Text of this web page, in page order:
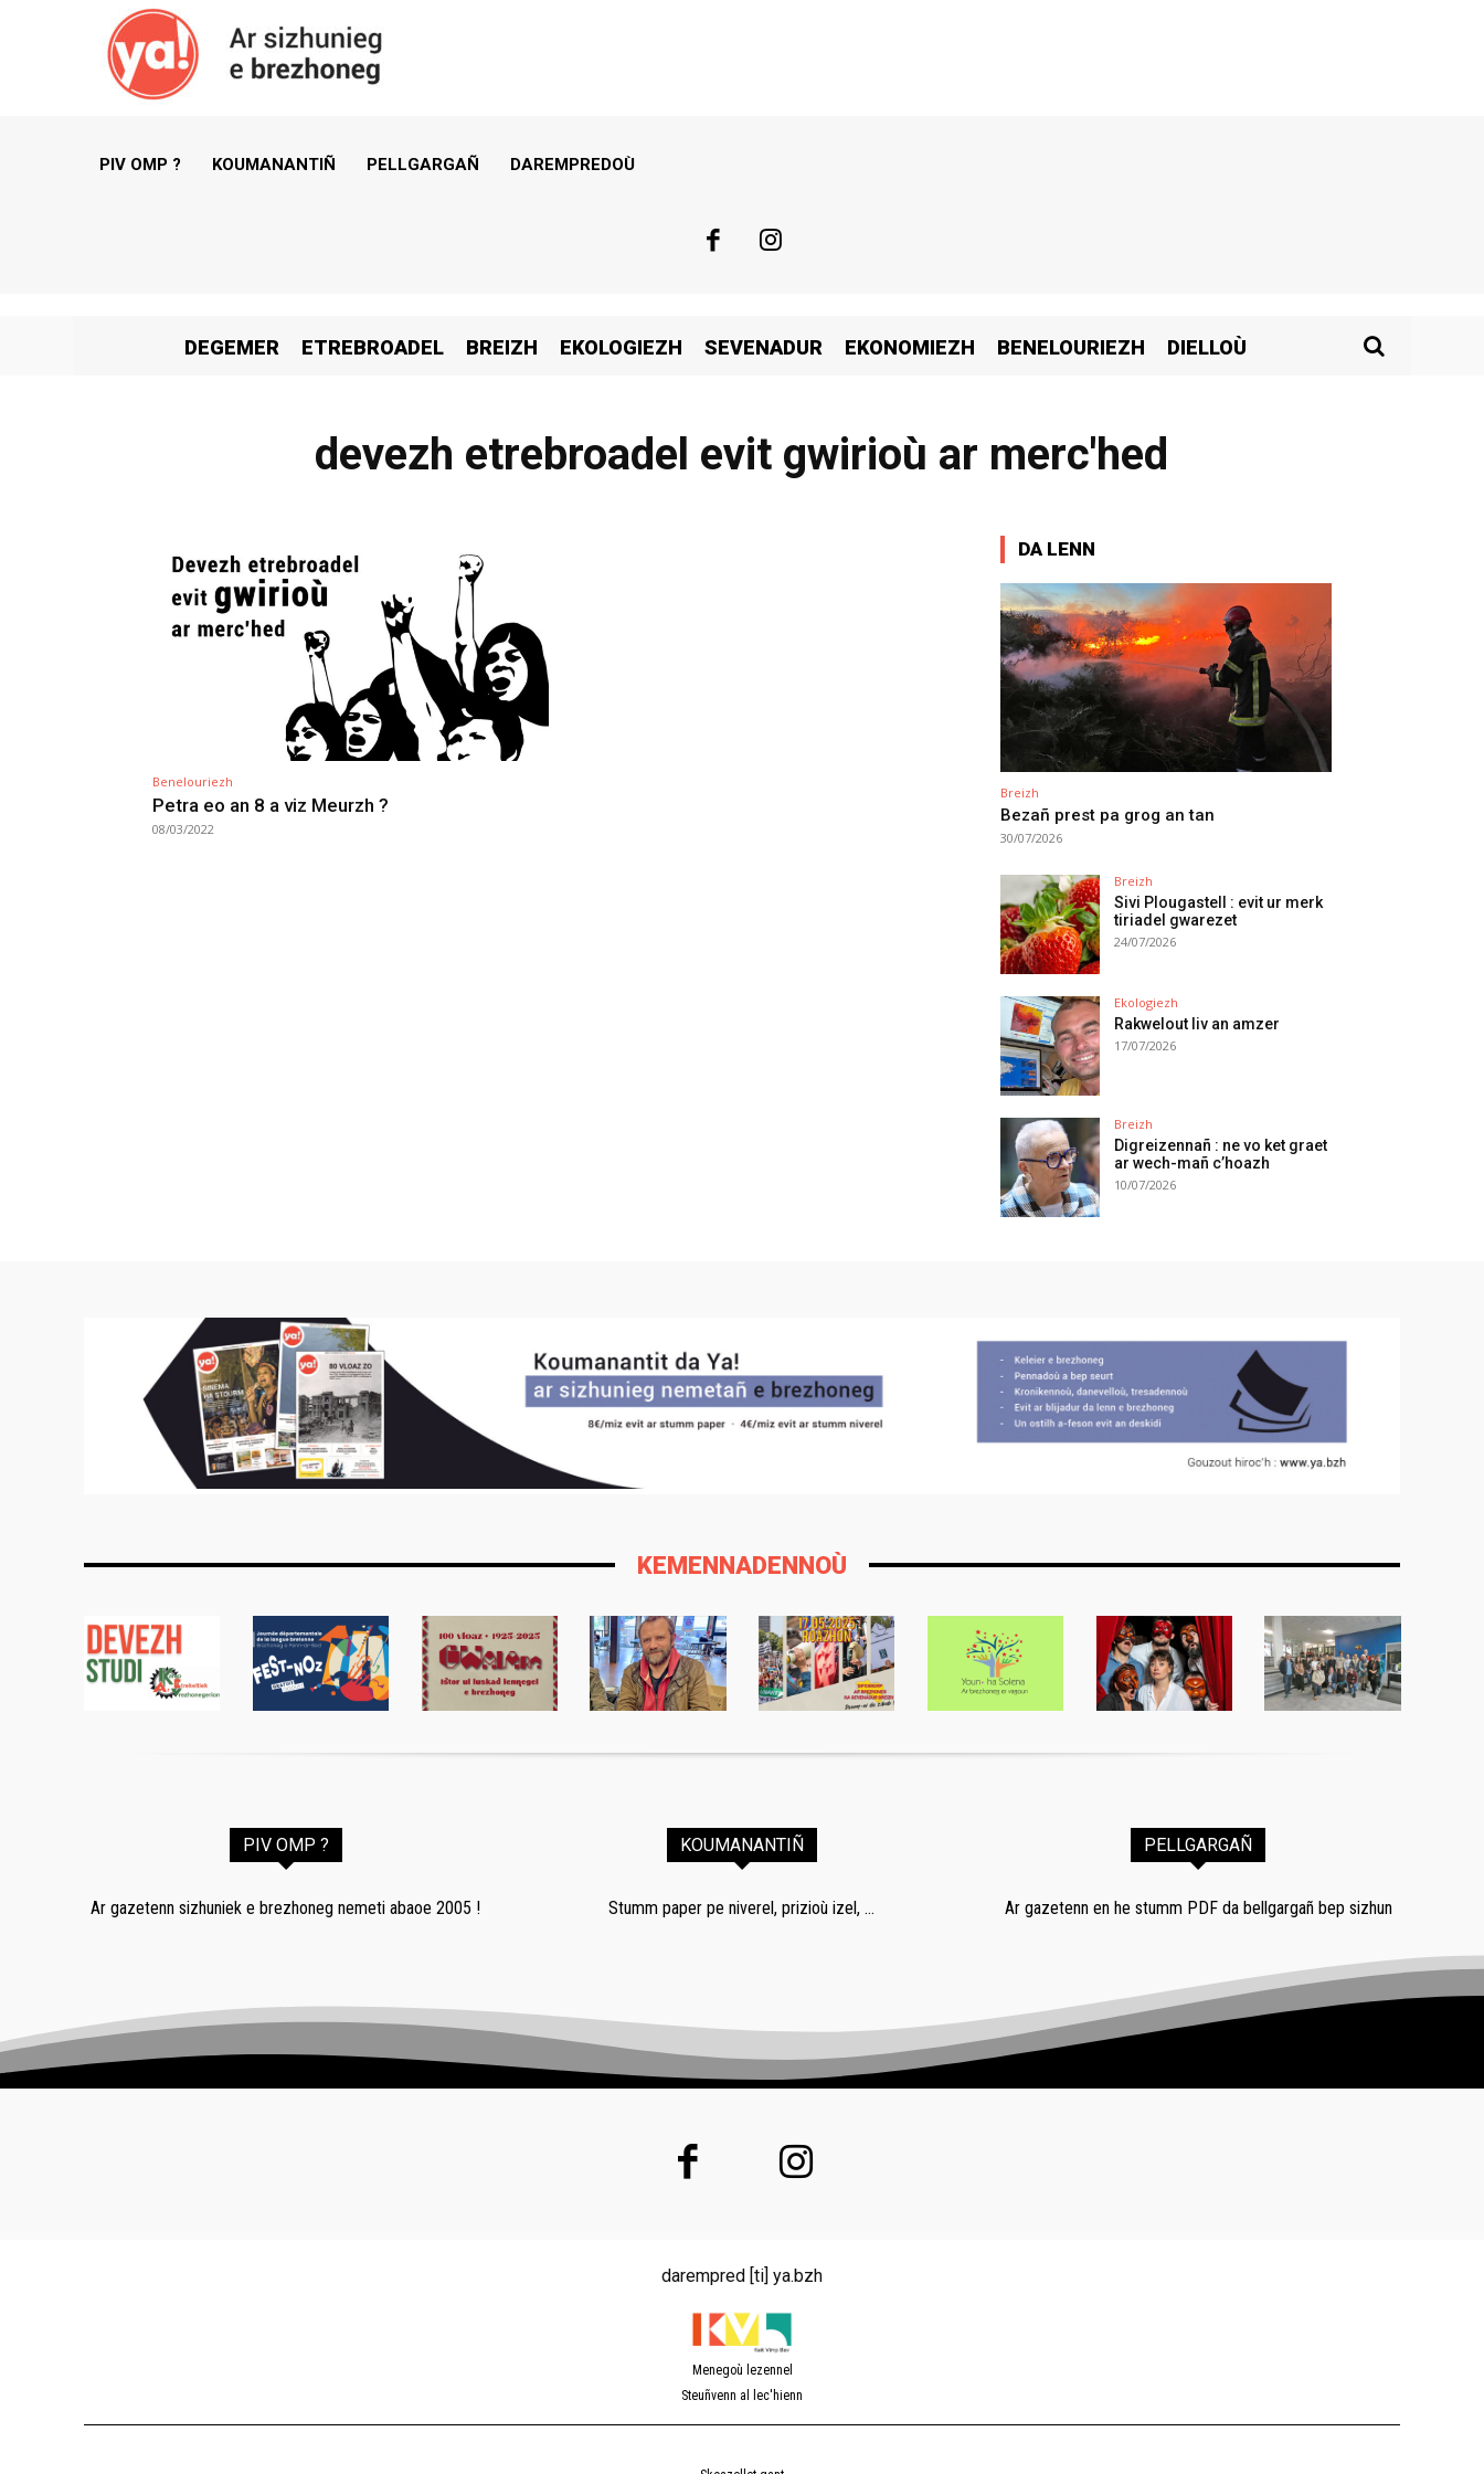
PIV OMP ? KOUMANANTIÑ PELLGARGAÑ DAREMPREDOÙ
DEGEMER ETREBROADEL BREIZH EKOLOGIEZH SEVENADUR EKONOMIEZH BENELOURIEZH DIELLOÙ
devezh etrebroadel evit gwirioù ar merc'hed
Benelouriezh
Petra eo an 8 a viz Meurzh ?
08/03/2022
DA LENN
Breizh
Bezañ prest pa grog an tan
30/07/2026
Breizh
Sivi Plougastell : evit ur merk
tiriadel gwarezet
24/07/2026
Ekologiezh
Rakwelout liv an amzer
17/07/2026
Breizh
Digreizennañ : ne vo ket graet
ar wech-mañ c’hoazh
10/07/2026
KEMENNADENNOÙ
PIV OMP ?
Ar gazetenn sizhuniek e brezhoneg nemeti abaoe 2005 !
KOUMANANTIÑ
Stumm paper pe niverel, prizioù izel, ...
PELLGARGAÑ
Ar gazetenn en he stumm PDF da bellgargañ bep sizhun
darempred [ti] ya.bzh
Menegoù lezennel
Steuñvenn al lec'hienn